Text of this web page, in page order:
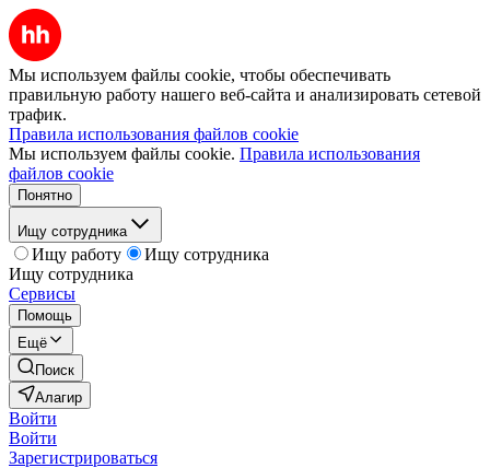
Мы используем файлы cookie, чтобы обеспечивать
правильную работу нашего веб-сайта и анализировать сетевой
трафик.
Правила использования файлов cookie
Мы используем файлы cookie. Правила использования
файлов cookie
Понятно
Ищу сотрудника
Ищу работу
Ищу сотрудника
Ищу сотрудника
Сервисы
Помощь
Ещё
Поиск
Алагир
Войти
Войти
Зарегистрироваться